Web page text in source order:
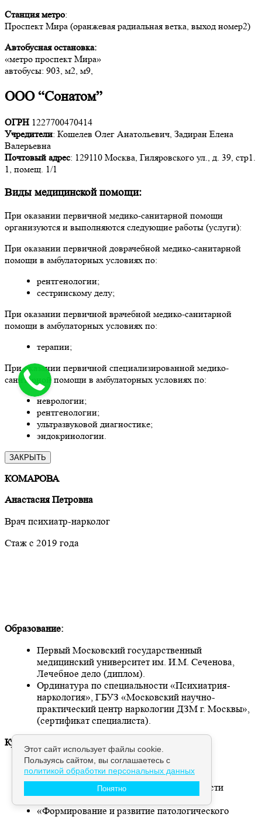
Станция метро:
Проспект Мира (оранжевая радиальная ветка, выход номер2)
Автобусная остановка:
«метро проспект Мира»
автобусы: 903, м2, м9,
ООО “Сонатом”
ОГРН 1227700470414
Учредители: Кошелев Олег Анатольевич, Задиран Елена
Валерьевна
Почтовый адрес: 129110 Москва, Гиляровского ул., д. 39, стр1.
1, помещ. 1/1
Виды медицинской помощи:
При оказании первичной медико-санитарной помощи
организуются и выполняются следующие работы (услуги):
При оказании первичной доврачебной медико-санитарной
помощи в амбулаторных условиях по:
рентгенологии;
сестринскому делу;
При оказании первичной врачебной медико-санитарной
помощи в амбулаторных условиях по:
терапии;
При оказании первичной специализированной медико-
санитарной помощи в амбулаторных условиях по:
неврологии;
рентгенологии;
ультразвуковой диагностике;
эндокринологии.
ЗАКРЫТЬ
КОМАРОВА
Анастасия Петровна
Врач психиатр-нарколог
Стаж с 2019 года
Образование:
Первый Московский государственный
медицинский университет им. И.М. Сеченова,
Лечебное дело (диплом).
Ординатура по специальности «Психиатрия-
наркология», ГБУЗ «Московский научно-
практический центр наркологии ДЗМ г. Москвы»,
(сертификат специалиста).
Курсы повышения квалификации:
Обучение по Европейской программе
Психологического консультирования и
Психотерапии в Наркологии в модальности
Транзактный Анализ (сертификат)
«Формирование и развитие патологического
Этот сайт использует файлы cookie.
Пользуясь сайтом, вы соглашаетесь с
политикой обработки персональных данных
Понятно